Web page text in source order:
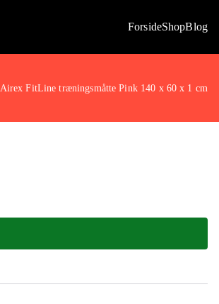
ForsideShopBlog
Airex FitLine træningsmåtte Pink 140 x 60 x 1 cm